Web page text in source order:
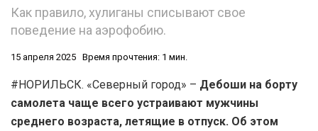
Как правило, хулиганы списывают свое
поведение на аэрофобию.
15 апреля 2025 Время прочтения: 1 мин.
#НОРИЛЬСК. «Северный город» – Дебоши на борту
самолета чаще всего устраивают мужчины
среднего возраста, летящие в отпуск. Об этом